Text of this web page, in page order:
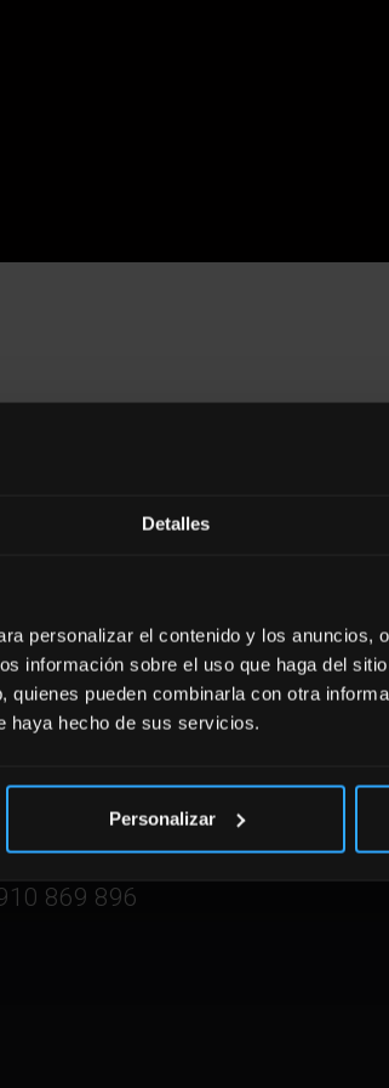
Detalles
personalizar el contenido y los anuncios,
información sobre el uso que haga del
pueden combinarla con otra
haya hecho de sus servicios.
Personalizar
Calle Don Ramón de al Cruz 113.
Madrid.
869 896